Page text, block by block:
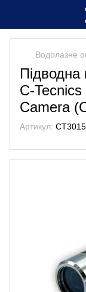
Водолазне
Підводна
C-
Camera
Артикул: CT3015